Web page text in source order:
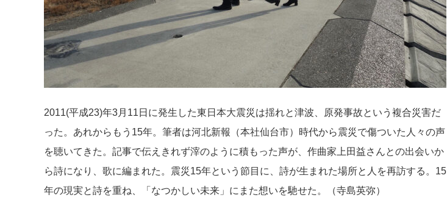
2011(平成23)年3月11日に発生した東日本大震災は揺れと津波、原発事故という複合災害だ
った。あれからもう15年。筆者は河北新報（本社仙台市）時代から震災で傷ついた人々の声
を聴いてきた。記事で伝えきれず滓のように積もった声が、作曲家上田益さんとの出会いか
ら詩になり、歌に編まれた。震災15年という節目に、詩が生まれた場所と人を再訪する。15
年の現実と詩を重ね、「なつかしい未来」にまた想いを馳せた。（寺島英弥）